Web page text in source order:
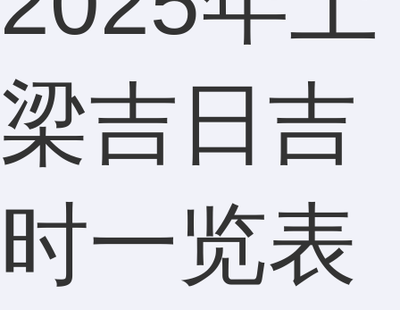
比较有
针对
梁吉日吉
时一览表